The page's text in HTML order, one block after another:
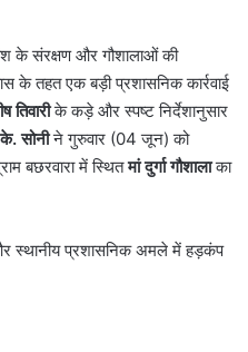
के संरक्षण और गौशालाओं की
के तहत एक बड़ी प्रशासनिक कार्रवाई
तिवारीके कड़े और स्पष्ट निर्देशानुसार
सोनीने गुरुवार (04 जून) को
बछरवारा में स्थितमां दुर्गा गौशालाका
स्थानीय प्रशासनिक अमले में हड़कंप